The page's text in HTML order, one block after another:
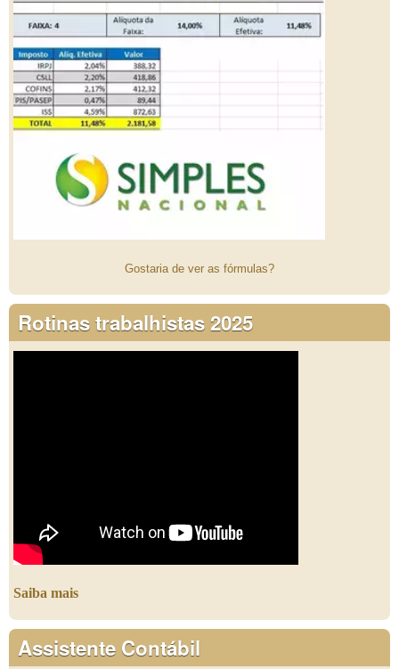
Gostaria de ver as fórmulas?
Rotinas trabalhistas 2025
Saiba mais
Assistente Contábil